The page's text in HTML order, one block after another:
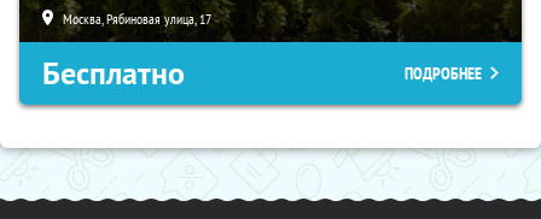
Москва, Рябиновая улица, 17
Бесплатно ПОДРОБНЕЕ